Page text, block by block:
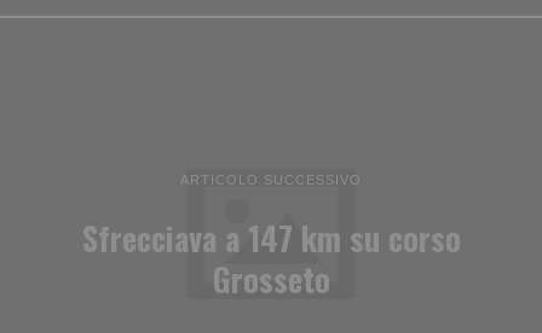
ARTICOLO SUCCESSIVO
Sfrecciava a 147 km su corso
Grosseto